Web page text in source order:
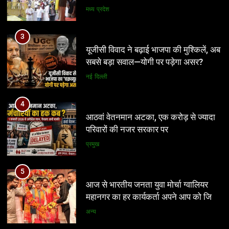
नई दिल्ली
4
आठवां वेतनमान अटका, एक करोड़ से ज्यादा
परिवारों की नजर सरकार पर
प्रमुख
5
आज से भारतीय जनता युवा मोर्चा ग्वालियर
महानगर का हर कार्यकर्ता अपने आप को जिला
अध्यक्ष समझे – शिवम रानू राजावत
अन्य
6
प्रतिशोध की राजनीति बंद करे भाजपा
सरकार, कांग्रेस अन्याय के खिलाफ निर्णायक
संघर्ष करेगी
मध्य प्रदेश
5
आज से भारतीय जनता युवा मोर्चा ग्वालियर
महानगर का हर कार्यकर्ता अपने आप को जिला